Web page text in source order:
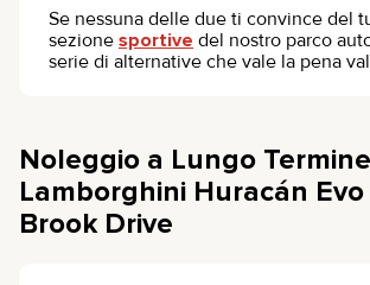
Se nessuna delle due ti convince del
sezione sportive del nostro parco
serie di alternative che vale la pena
Noleggio a Lungo
Lamborghini Huracán
Brook Drive